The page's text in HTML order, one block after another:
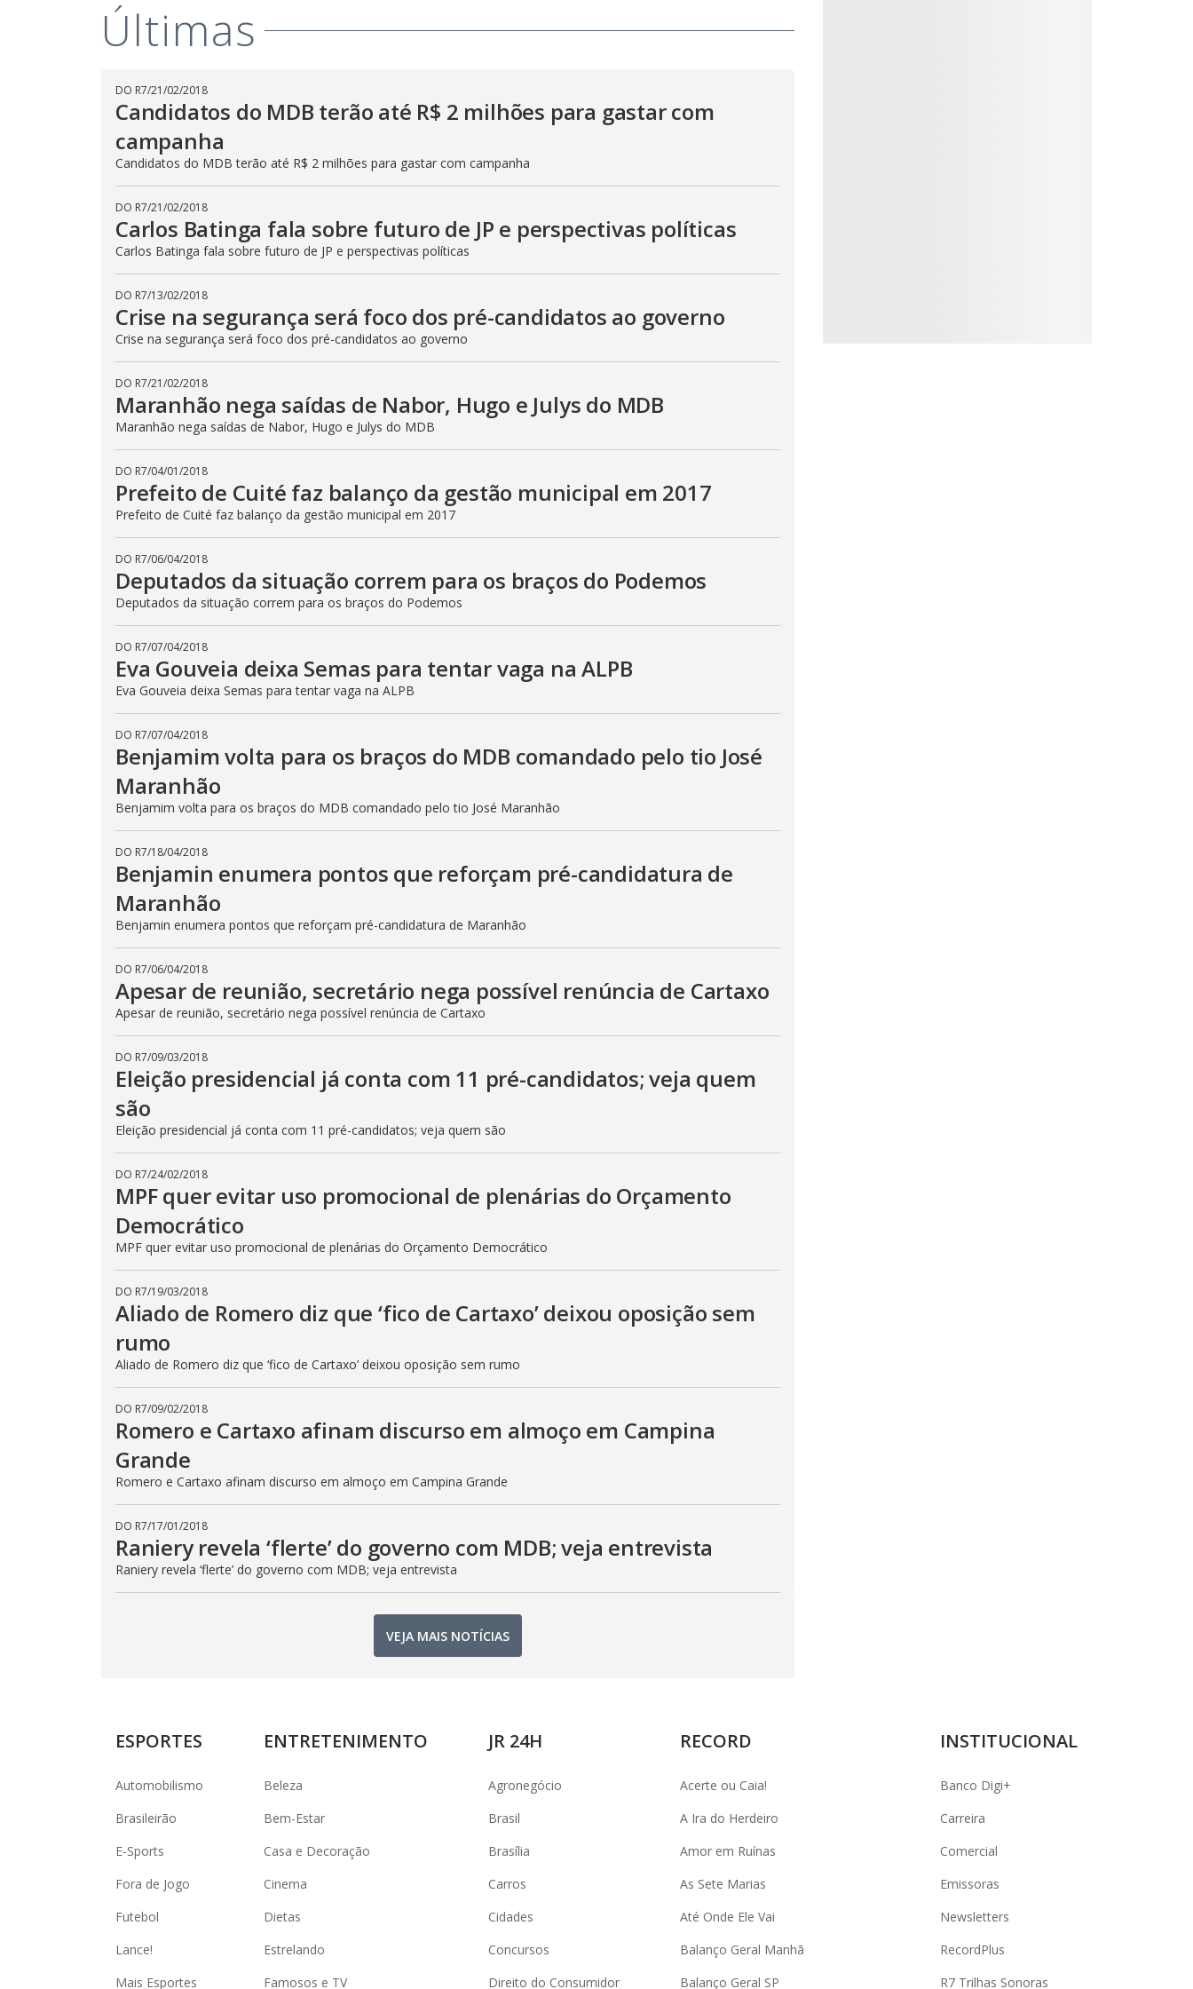
V
i
d
e
o
Últimas
DO R7/21/02/2018
Candidatos do MDB terão até R$ 2 milhões para gastar com
campanha
Candidatos do MDB terão até R$ 2 milhões para gastar com campanha
DO R7/21/02/2018
Carlos Batinga fala sobre futuro de JP e perspectivas políticas
Carlos Batinga fala sobre futuro de JP e perspectivas políticas
DO R7/13/02/2018
Crise na segurança será foco dos pré-candidatos ao governo
Crise na segurança será foco dos pré-candidatos ao governo
DO R7/21/02/2018
Maranhão nega saídas de Nabor, Hugo e Julys do MDB
Maranhão nega saídas de Nabor, Hugo e Julys do MDB
DO R7/04/01/2018
Prefeito de Cuité faz balanço da gestão municipal em 2017
Prefeito de Cuité faz balanço da gestão municipal em 2017
DO R7/06/04/2018
Deputados da situação correm para os braços do Podemos
Deputados da situação correm para os braços do Podemos
DO R7/07/04/2018
Eva Gouveia deixa Semas para tentar vaga na ALPB
Eva Gouveia deixa Semas para tentar vaga na ALPB
DO R7/07/04/2018
Benjamim volta para os braços do MDB comandado pelo tio José
Maranhão
Benjamim volta para os braços do MDB comandado pelo tio José Maranhão
DO R7/18/04/2018
Benjamin enumera pontos que reforçam pré-candidatura de
Maranhão
Benjamin enumera pontos que reforçam pré-candidatura de Maranhão
DO R7/06/04/2018
Apesar de reunião, secretário nega possível renúncia de Cartaxo
Apesar de reunião, secretário nega possível renúncia de Cartaxo
DO R7/09/03/2018
Eleição presidencial já conta com 11 pré-candidatos; veja quem
são
Eleição presidencial já conta com 11 pré-candidatos; veja quem são
DO R7/24/02/2018
MPF quer evitar uso promocional de plenárias do Orçamento
Democrático
MPF quer evitar uso promocional de plenárias do Orçamento Democrático
DO R7/19/03/2018
Aliado de Romero diz que ‘fico de Cartaxo’ deixou oposição sem
rumo
Aliado de Romero diz que ‘fico de Cartaxo’ deixou oposição sem rumo
DO R7/09/02/2018
Romero e Cartaxo afinam discurso em almoço em Campina
Grande
Romero e Cartaxo afinam discurso em almoço em Campina Grande
DO R7/17/01/2018
Raniery revela ‘flerte’ do governo com MDB; veja entrevista
Raniery revela ‘flerte’ do governo com MDB; veja entrevista
VEJA MAIS NOTÍCIAS
ESPORTES
Automobilismo
Brasileirão
E-Sports
Fora de Jogo
Futebol
Lance!
Mais Esportes
ENTRETENIMENTO
Beleza
Bem-Estar
Casa e Decoração
Cinema
Dietas
Estrelando
Famosos e TV
JR 24H
Agronegócio
Brasil
Brasília
Carros
Cidades
Concursos
Direito do Consumidor
RECORD
Acerte ou Caia!
A Ira do Herdeiro
Amor em Ruínas
As Sete Marias
Até Onde Ele Vai
Balanço Geral Manhã
Balanço Geral SP
INSTITUCIONAL
Banco Digi+
Carreira
Comercial
Emissoras
Newsletters
RecordPlus
R7 Trilhas Sonoras